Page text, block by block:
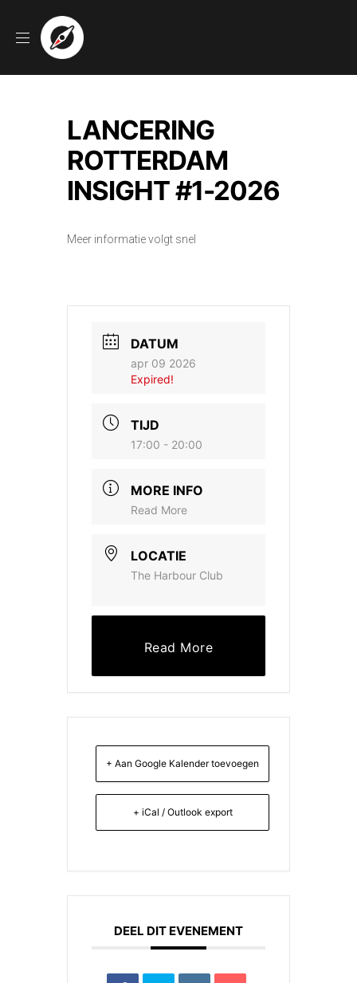
LANCERING
ROTTERDAM
INSIGHT #1-2026
Meer informatie volgt snel
DATUM
apr 09 2026
Expired!
TIJD
17:00 - 20:00
MORE INFO
Read More
LOCATIE
The Harbour Club
Read More
+ Aan Google Kalender toevoegen
+ iCal / Outlook export
DEEL DIT EVENEMENT